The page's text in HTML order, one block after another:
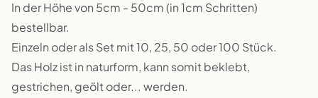
In der Höhe von 5cm - 50cm (in 1cm Schritten)
bestellbar.
Einzeln oder als Set mit 10, 25, 50 oder 100 Stück.
Das Holz ist in naturform, kann somit beklebt,
gestrichen, geölt oder... werden.